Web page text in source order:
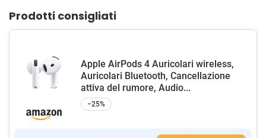
Prodotti consigliati
Apple AirPods 4 Auricolari wireless,
Auricolari Bluetooth, Cancellazione
attiva del rumore, Audio...
−25%